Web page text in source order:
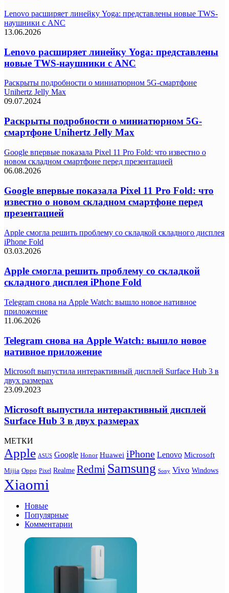
Lenovo расширяет линейку Yoga: представлены новые TWS-
наушники с ANC
13.06.2026
Lenovo расширяет линейку Yoga: представлены
новые TWS-наушники с ANC
Раскрыты подробности о миниатюрном 5G-смартфоне
Unihertz Jelly Max
09.07.2024
Раскрыты подробности о миниатюрном 5G-
смартфоне Unihertz Jelly Max
Google впервые показала Pixel 11 Pro Fold: что известно о
новом складном смартфоне перед презентацией
06.08.2026
Google впервые показала Pixel 11 Pro Fold: что
известно о новом складном смартфоне перед
презентацией
Apple смогла решить проблему со складкой складного дисплея
iPhone Fold
03.03.2026
Apple смогла решить проблему со складкой
складного дисплея iPhone Fold
Telegram снова на Apple Watch: вышло новое нативное
приложение
11.06.2026
Telegram снова на Apple Watch: вышло новое
нативное приложение
Microsoft выпустила интерактивный дисплей Surface Hub 3 в
двух размерах
23.09.2023
Microsoft выпустила интерактивный дисплей
Surface Hub 3 в двух размерах
МЕТКИ
Apple ASUS Google Honor Huawei iPhone Lenovo Microsoft
Mijia Oppo Pixel Realme Redmi Samsung Sony Vivo Windows
Xiaomi
Новые
Популярные
Комментарии